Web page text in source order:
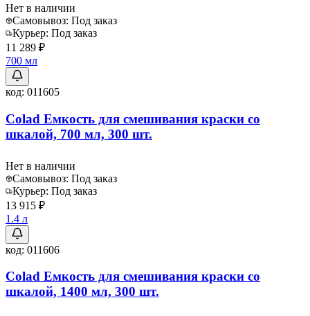
Нет в наличии
Самовывоз: Под заказ
Курьер: Под заказ
11 289 ₽
700 мл
код: 011605
Colad Емкость для смешивания краски со
шкалой, 700 мл, 300 шт.
Нет в наличии
Самовывоз: Под заказ
Курьер: Под заказ
13 915 ₽
1.4 л
код: 011606
Colad Емкость для смешивания краски со
шкалой, 1400 мл, 300 шт.